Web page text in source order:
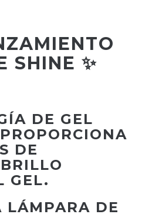
SHINE ✨
DE GEL
DE
GEL.
LÁMPARA DE